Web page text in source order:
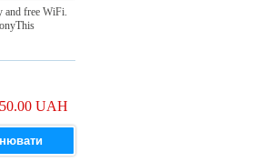
and free WiFi.
UAH